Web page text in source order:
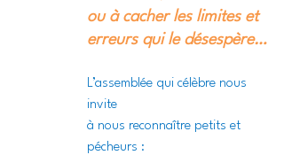
ou à cacher les limites et
erreurs qui le désespère…
L’assemblée qui célèbre nous
invite
à nous reconnaître petits et
pécheurs :